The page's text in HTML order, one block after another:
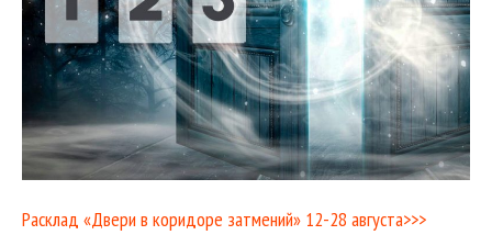
Расклад «Двери в коридоре затмений» 12-28 августа>>>